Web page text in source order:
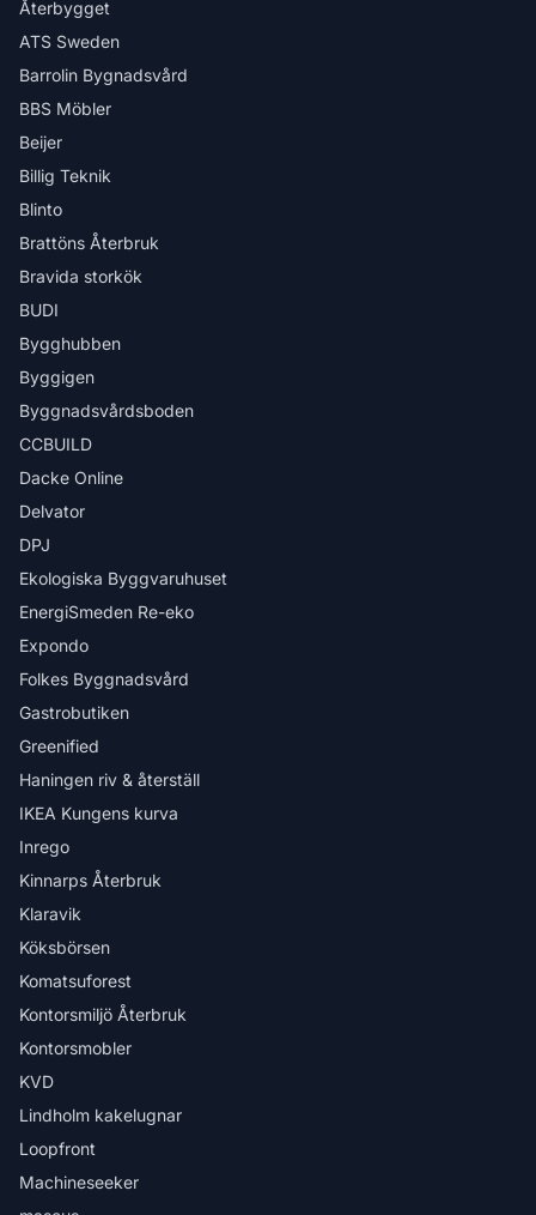
Återbygget
ATS Sweden
Barrolin Bygnadsvård
BBS Möbler
Beijer
Billig Teknik
Blinto
Brattöns Återbruk
Bravida storkök
BUDI
Bygghubben
Byggigen
Byggnadsvårdsboden
CCBUILD
Dacke Online
Delvator
DPJ
Ekologiska Byggvaruhuset
EnergiSmeden Re-eko
Expondo
Folkes Byggnadsvård
Gastrobutiken
Greenified
Haningen riv & återställ
IKEA Kungens kurva
Inrego
Kinnarps Återbruk
Klaravik
Köksbörsen
Komatsuforest
Kontorsmiljö Återbruk
Kontorsmobler
KVD
Lindholm kakelugnar
Loopfront
Machineseeker